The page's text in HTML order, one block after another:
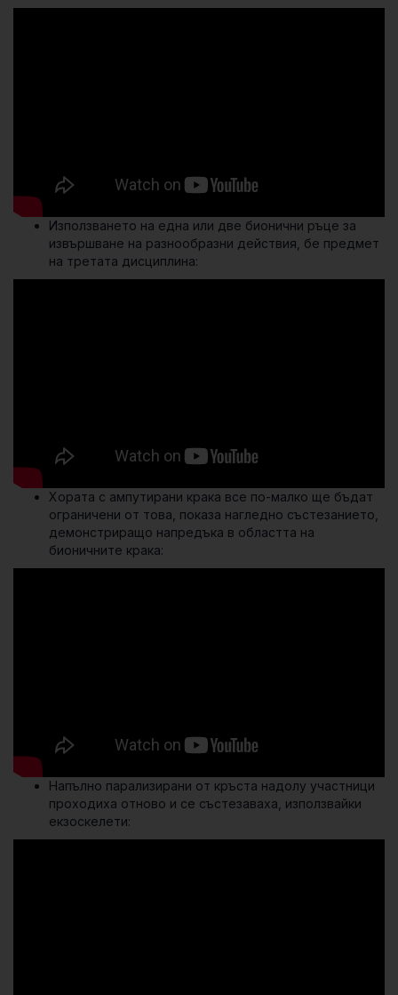
Използването на една или две бионични ръце за
извършване на разнообразни действия, бе предмет
на третата дисциплина:
Хората с ампутирани крака все по-малко ще бъдат
ограничени от това, показа нагледно състезанието,
демонстриращо напредъка в областта на
бионичните крака:
Напълно парализирани от кръста надолу участници
проходиха отново и се състезаваха, използвайки
екзоскелети: